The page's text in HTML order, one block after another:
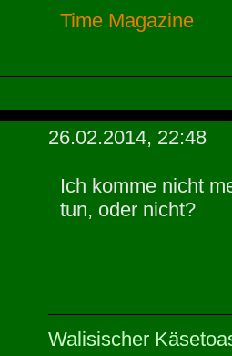
Time Magazine
26.02.2014, 22:48
Ich komme nicht
tun, oder nicht?
Walisischer